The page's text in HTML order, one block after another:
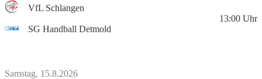
VfL Schlangen
SG Handball Detmold
13:00 Uhr
Samstag, 15.8.2026